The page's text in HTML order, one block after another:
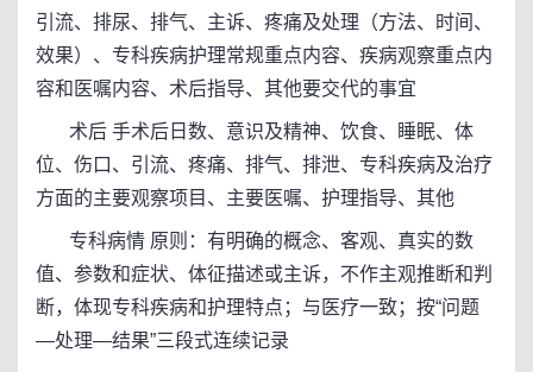
引流、排尿、排气、主诉、疼痛及处理（方法、时间、
效果）、专科疾病护理常规重点内容、疾病观察重点内
容和医嘱内容、术后指导、其他要交代的事宜
术后 手术后日数、意识及精神、饮食、睡眠、体
位、伤口、引流、疼痛、排气、排泄、专科疾病及治疗
方面的主要观察项目、主要医嘱、护理指导、其他
专科病情 原则：有明确的概念、客观、真实的数
值、参数和症状、体征描述或主诉，不作主观推断和判
断，体现专科疾病和护理特点；与医疗一致；按“问题
—处理—结果”三段式连续记录